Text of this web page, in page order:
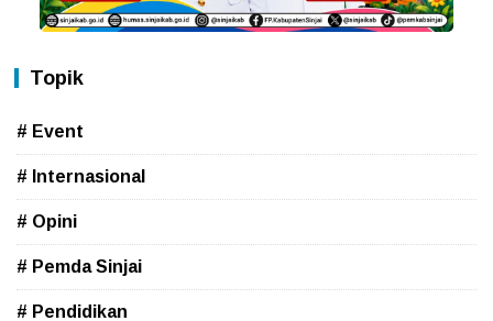
Topik
# Event
# Internasional
# Opini
# Pemda Sinjai
# Pendidikan